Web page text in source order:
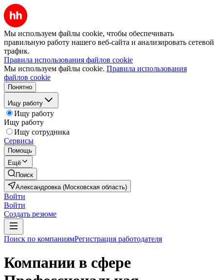
Мы используем файлы cookie, чтобы обеспечивать
правильную работу нашего веб-сайта и анализировать сетевой
трафик.
Правила использования файлов cookie
Мы используем файлы cookie. Правила использования
файлов cookie
Понятно
Ищу работу
Ищу работу
Ищу работу
Ищу сотрудника
Сервисы
Помощь
Ещё
Поиск
Александровка (Московская область)
Войти
Войти
Создать резюме
Поиск по компаниямРегистрация работодателя
Компании в сфере